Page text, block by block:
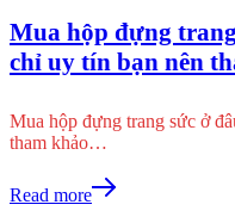
Mua hộp đựng
chỉ uy tín bạn nên
Mua hộp đựng trang sức ở
tham khảo…
Read more